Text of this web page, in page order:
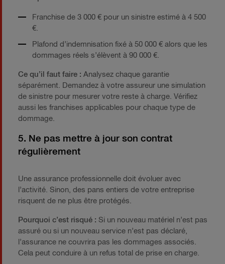
Franchise de 3 000 € pour un sinistre estimé à 4 500
€.
Plafond d’indemnisation fixé à 50 000 € alors que les
dommages réels s’élèvent à 90 000 €.
Ce qu’il faut faire : Analysez chaque garantie
séparément. Demandez à votre assureur une simulation
de sinistre pour mesurer votre reste à charge. Vérifiez
aussi les franchises applicables pour chaque type de
dommage.
5. Ne pas mettre à jour son contrat
régulièrement
Une assurance professionnelle doit évoluer avec
l’activité. Sinon, des pans entiers de votre entreprise
risquent de ne plus être protégés.
Pourquoi c’est risqué : Si un nouveau matériel n’est pas
assuré ou si un nouveau service n’est pas déclaré,
l’assurance ne couvrira pas les dommages associés.
Cela peut conduire à un refus total de prise en charge.